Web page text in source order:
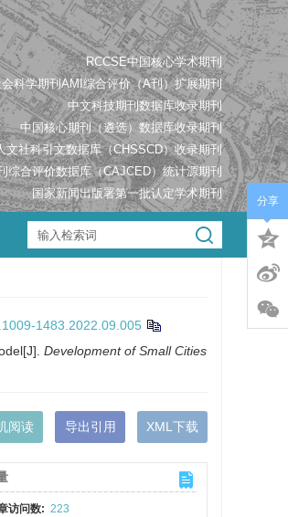
RCCSE中国核心学术期刊
科学期刊AMI综合评价（A刊）扩展期刊
中文科技期刊数据库收录期刊
中国核心期刊（遴选）数据库收录期刊
文社科引文数据库（CHSSCD）收录期刊
综合评价数据库（CAJCED）统计源期刊
国家新闻出版署第一批认定学术期刊
1483.2022.09.005
Development of Small Cities
阅读 导出引用 XML下载
访问数: 223
分享